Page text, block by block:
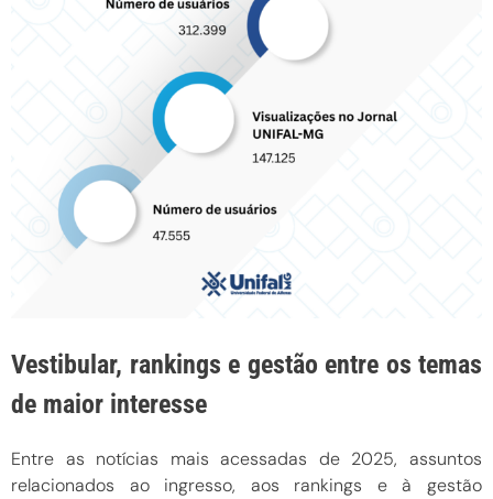
Vestibular, rankings e gestão entre os temas
de maior interesse
Entre as notícias mais acessadas de 2025, assuntos
relacionados ao ingresso, aos rankings e à gestão